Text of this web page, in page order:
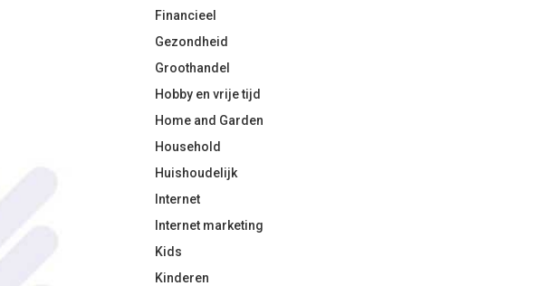
Financieel
Gezondheid
Groothandel
Hobby en vrije tijd
Home and Garden
Household
Huishoudelijk
Internet
Internet marketing
Kids
Kinderen